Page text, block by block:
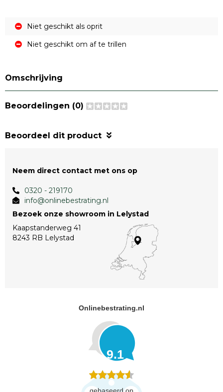
Niet geschikt als oprit
Niet geschikt om af te trillen
Omschrijving
Beoordelingen (0)
Beoordeel dit product
Neem direct contact met ons op
0320 - 219170
info@onlinebestrating.nl
Bezoek onze showroom in Lelystad
Kaapstanderweg 41
8243 RB Lelystad
Onlinebestrating.nl
9.1
gebaseerd op